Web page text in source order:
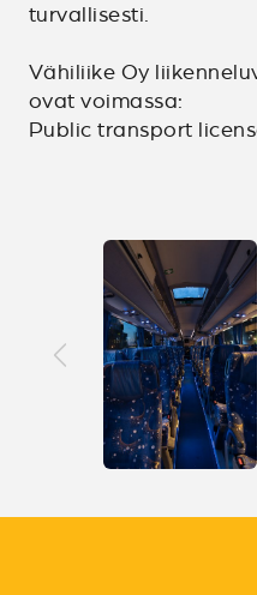
turvallisesti.
Vähiliike Oy
ovat voimassa:
Public transport